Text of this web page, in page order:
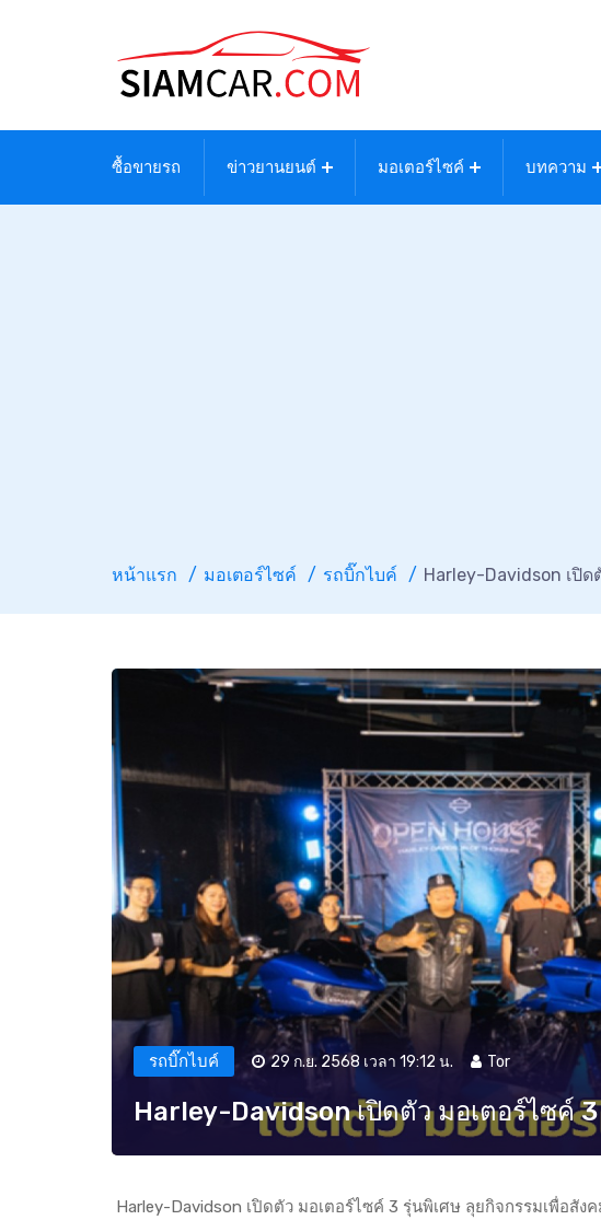
ซื้อขายรถ ข่าวยานยนต์ มอเตอร์ไซค์ บทความ
หน้าแรก มอเตอร์ไซค์ รถบิ๊กไบค์ Harley-Davidson เปิ
รถบิ๊กไบค์ 29 ก.ย. 2568 เวลา 19:12 น. Tor
Harley-Davidson เปิดตัว มอเตอร์ไซค์
Harley-Davidson เปิดตัว มอเตอร์ไซค์ 3 รุ่นพิเศษ ลุยกิจกรรมเพื่อสัง